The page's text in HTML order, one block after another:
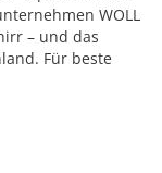
WOLL
– und das
Für beste